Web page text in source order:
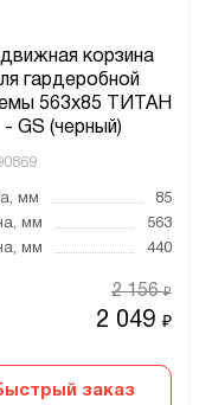
корзина
гардеробной
563х85 ТИТАН
- GS (черный)
мм
85
мм
563
мм
440
2 049₽
2 156₽
заказ